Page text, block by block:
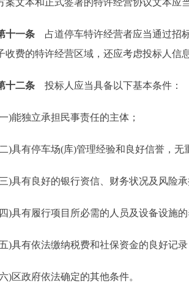
案文本和正式签署的特许经营协议文本应
十一条 占道停车特许经营者应当通过招
收费的特许经营区域，还应考虑投标人信
十二条 投标人应当具备以下基本条件：
独立承担民事责任的主体；
有停车场(库)管理经验和良好信誉，无
有良好的银行资信、财务状况及风险承
有履行项目所必需的人员及设备设施的
有依法缴纳税费和社保资金的良好记录
政府依法确定的其他条件。